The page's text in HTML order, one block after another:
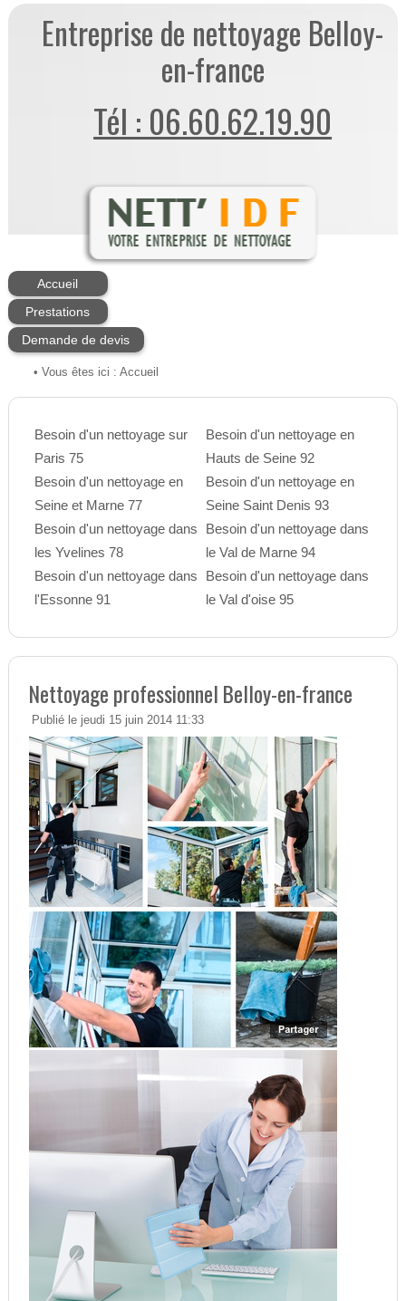
Entreprise de nettoyage Belloy-
en-france
Tél : 06.60.62.19.90
Accueil
Prestations
Demande de devis
• Vous êtes ici : Accueil
Besoin d'un nettoyage sur
Paris 75
Besoin d'un nettoyage en
Seine et Marne 77
Besoin d'un nettoyage dans
les Yvelines 78
Besoin d'un nettoyage dans
l'Essonne 91
Besoin d'un nettoyage en
Hauts de Seine 92
Besoin d'un nettoyage en
Seine Saint Denis 93
Besoin d'un nettoyage dans
le Val de Marne 94
Besoin d'un nettoyage dans
le Val d'oise 95
Nettoyage professionnel Belloy-en-france
Publié le jeudi 15 juin 2014 11:33